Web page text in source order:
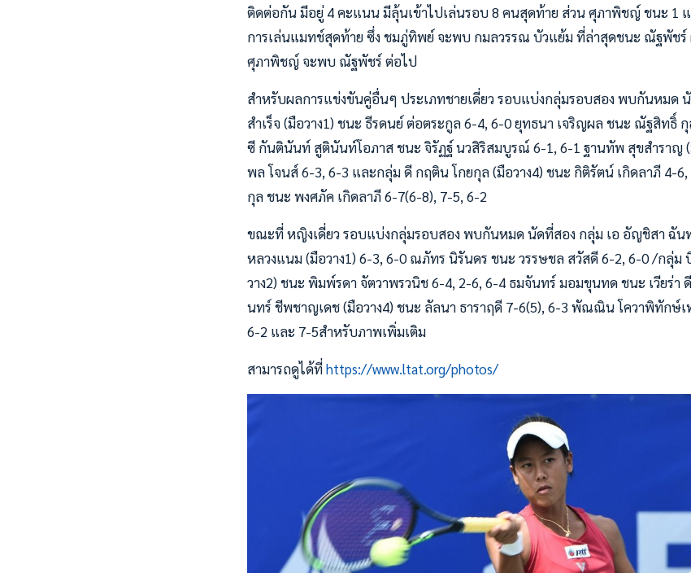
ติดต่อกัน มีอยู่ 4 คะแนน มีลุ้นเข้าไปเล่นรอบ 8 คนสุดท้าย ส่วน ศุภาพิชญ์ ชนะ 1
การเล่นแมทช์สุดท้าย ซึ่ง ชมภู่ทิพย์ จะพบ กมลวรรณ บัวแย้ม ที่ล่าสุดชนะ ณัฐพัช
ศุภาพิชญ์ จะพบ ณัฐพัชร์ ต่อไป
สำหรับผลการแข่งขันคู่อื่นๆ ประเภทชายเดี่ยว รอบแบ่งกลุ่มรอบสอง พบกันหมด
สำเร็จ (มือวาง1) ชนะ ธีรดนย์ ต่อตระกูล 6-4, 6-0 ยุทธนา เจริญผล ชนะ ณัฐสิทธิ์
ซี กันตินันท์ สูตินันท์โอภาส ชนะ จิรัฏฐ์ นวสิริสมบูรณ์ 6-1, 6-1 ฐานทัพ สุขสำราญ
พล โจนส์ 6-3, 6-3 และกลุ่ม ดี กฤติน โกยกุล (มือวาง4) ชนะ กิติรัตน์ เกิดลาภี 4-6,
กุล ชนะ พงศภัค เกิดลาภี 6-7(6-8), 7-5, 6-2
ขณะที่ หญิงเดี่ยว รอบแบ่งกลุ่มรอบสอง พบกันหมด นัดที่สอง กลุ่ม เอ อัญชิสา ฉัน
หลวงแนม (มือวาง1) 6-3, 6-0 ณภัทร นิรันดร ชนะ วรรษชล สวัสดี 6-2, 6-0 /กลุ่
วาง2) ชนะ พิมพ์รดา จัตวาพรวนิช 6-4, 2-6, 6-4 ธมจันทร์ มอมขุนทด ชนะ เวียร่า
นทร์ ชีพชาญเดช (มือวาง4) ชนะ ลัลนา ธาราฤดี 7-6(5), 6-3 พัณณิน โควาพิทักษ์
6-2 และ 7-5สำหรับภาพเพิ่มเติม
สามารถดูได้ที่https://www.ltat.org/photos/